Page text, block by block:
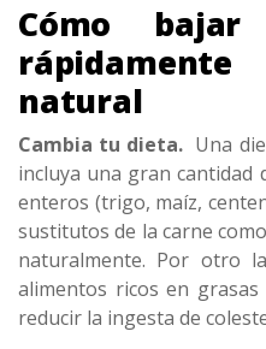
Cómo
natural
Cambia tu dieta. Una
incluya una gran cantidad
enteros (trigo, maíz,
sustitutos de la carne
naturalmente. Por otro
alimentos ricos en
reducir la ingesta de